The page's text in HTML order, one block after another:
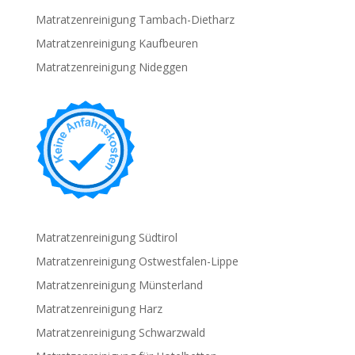
Matratzenreinigung Tambach-Dietharz
Matratzenreinigung Kaufbeuren
Matratzenreinigung Nideggen
Matratzenreinigung Südtirol
Matratzenreinigung Ostwestfalen-Lippe
Matratzenreinigung Münsterland
Matratzenreinigung Harz
Matratzenreinigung Schwarzwald